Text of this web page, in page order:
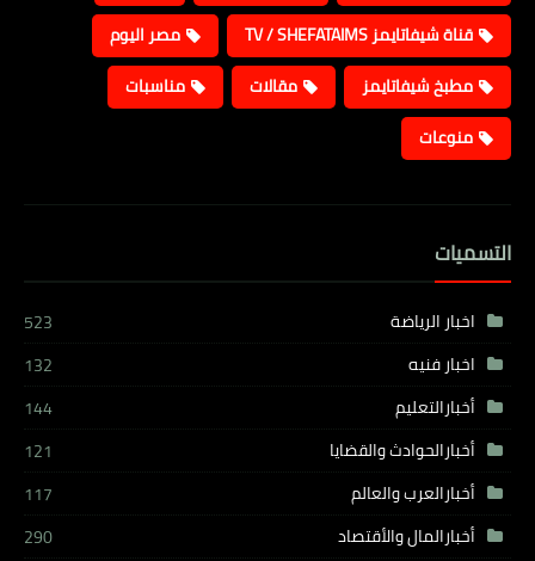
قناة شيفاتايمز TV / SHEFATAIMS
مصر اليوم
مطبخ شيفاتايمز
مقالات
مناسبات
منوعات
التسميات
اخبار الرياضة
523
اخبار فنيه
132
أخبارالتعليم
144
أخبارالحوادث والقضايا
121
أخبارالعرب والعالم
117
أخبارالمال والأقتصاد
290